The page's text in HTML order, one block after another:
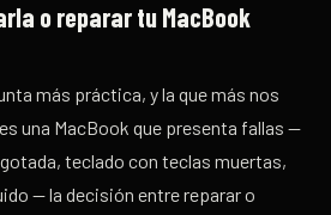
o reparar tu MacBook
más práctica, y la que más nos
una MacBook que presenta fallas —
teclado con teclas muertas,
— la decisión entre reparar o